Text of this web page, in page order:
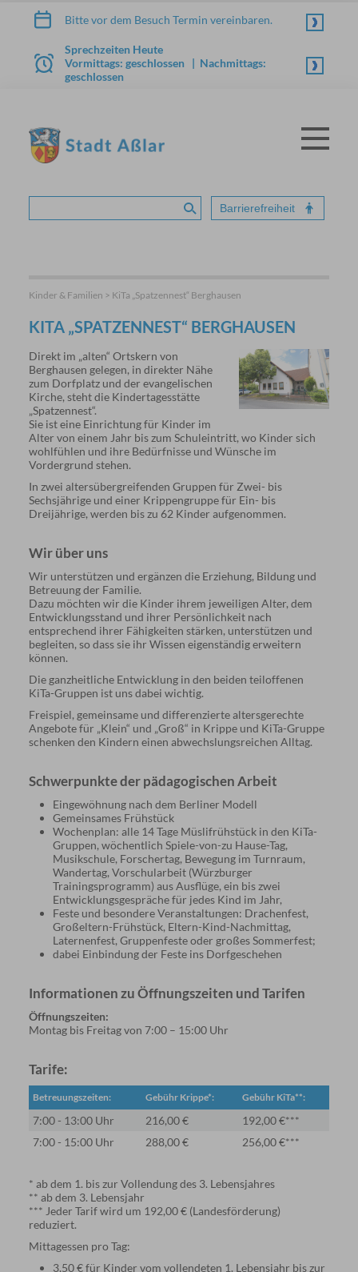
Zum Inhalt springen
Bitte vor dem Besuch Termin vereinbaren.
Sprechzeiten Heute
Vormittags: geschlossen | Nachmittags:
geschlossen
Menü
Suche absenden
Barrierefreiheit
Kinder & Familien > KiTa „Spatzennest“ Berghausen
KITA „SPATZENNEST“ BERGHAUSEN
Direkt im „alten“ Ortskern von
Berghausen gelegen, in direkter Nähe
zum Dorfplatz und der evangelischen
Kirche, steht die Kindertagesstätte
„Spatzennest“.
Sie ist eine Einrichtung für Kinder im
Alter von einem Jahr bis zum Schuleintritt, wo Kinder sich
wohlfühlen und ihre Bedürfnisse und Wünsche im
Vordergrund stehen.
In zwei altersübergreifenden Gruppen für Zwei- bis
Sechsjährige und einer Krippengruppe für Ein- bis
Dreijährige, werden bis zu 62 Kinder aufgenommen.
Wir über uns
Wir unterstützen und ergänzen die Erziehung, Bildung und
Betreuung der Familie.
Dazu möchten wir die Kinder ihrem jeweiligen Alter, dem
Entwicklungsstand und ihrer Persönlichkeit nach
entsprechend ihrer Fähigkeiten stärken, unterstützen und
begleiten, so dass sie ihr Wissen eigenständig erweitern
können.
Die ganzheitliche Entwicklung in den beiden teiloffenen
KiTa-Gruppen ist uns dabei wichtig.
Freispiel, gemeinsame und differenzierte altersgerechte
Angebote für „Klein“ und „Groß“ in Krippe und KiTa-Gruppe
schenken den Kindern einen abwechslungsreichen Alltag.
Schwerpunkte der pädagogischen Arbeit
Eingewöhnung nach dem Berliner Modell
Gemeinsames Frühstück
Wochenplan: alle 14 Tage Müslifrühstück in den KiTa-
Gruppen, wöchentlich Spiele-von-zu Hause-Tag,
Musikschule, Forschertag, Bewegung im Turnraum,
Wandertag, Vorschularbeit (Würzburger
Trainingsprogramm) aus Ausflüge, ein bis zwei
Entwicklungsgespräche für jedes Kind im Jahr,
Feste und besondere Veranstaltungen: Drachenfest,
Großeltern-Frühstück, Eltern-Kind-Nachmittag,
Laternenfest, Gruppenfeste oder großes Sommerfest;
dabei Einbindung der Feste ins Dorfgeschehen
Informationen zu Öffnungszeiten und Tarifen
Öffnungszeiten:
Montag bis Freitag von 7:00 – 15:00 Uhr
Tarife:
Betreuungszeiten: Gebühr Krippe*: Gebühr KiTa**:
7:00 - 13:00 Uhr 216,00 €
192,00 €***
7:00 - 15:00 Uhr
288,00 € 256,00 €***
* ab dem 1. bis zur Vollendung des 3. Lebensjahres
** ab dem 3. Lebensjahr
*** Jeder Tarif wird um 192,00 € (Landesförderung)
reduziert.
Mittagessen pro Tag:
3,50 € für Kinder vom vollendeten 1. Lebensjahr bis zur